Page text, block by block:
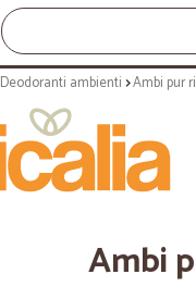
Deodoranti ambienti
Ambi